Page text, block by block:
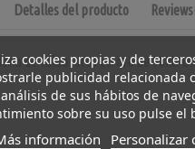
Detalles del producto Reviews
de calabrotes en oro de 18kt.
cookies propias y de
publicidad relacionada
de sus hábitos de
sobre su uso pulse el
información Personalizar